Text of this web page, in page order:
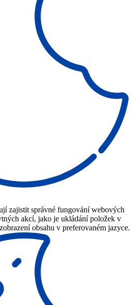
zajistit správné fungování webových
akcí, jako je ukládání položek v
obsahu v preferovaném jazyce.